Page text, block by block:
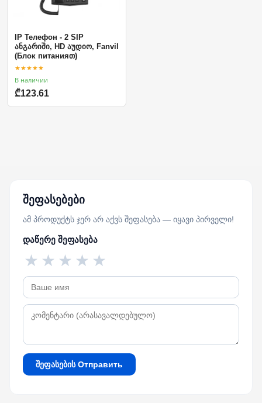
IP Телефон - 2 SIP
ანგარიში, HD აუდიო, Fanvil
(Блок питанияთ)
★★★★★
В наличии
₾123.61
შეფასებები
ამ პროდუქტს ჯერ არ აქვს შეფასება — იყავი პირველი!
დაწერე შეფასება
★
★
★
★
★
შეფასების Отправить